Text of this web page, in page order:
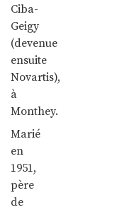
Ciba-
Geigy
(devenue
ensuite
Novartis),
à
Monthey.
Marié
en
1951,
père
de